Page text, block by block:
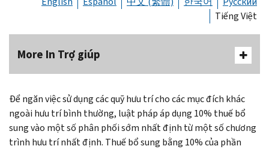
Tiếng Việt
More In Trợ giúp
Để ngăn việc sử dụng các quỹ hưu trí cho các mục đích khác
ngoài hưu trí bình thường, luật pháp áp dụng 10% thuế bổ
sung vào một số phân phối sớm nhất định từ một số chương
trình hưu trí nhất định. Thuế bổ sung bằng 10% của phần